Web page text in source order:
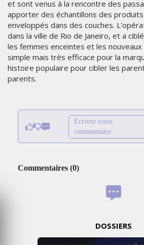
et sont venus à la rencontre des
apporter des échantillons des
enveloppés dans des couches.
dans la ville de Rio de Janeiro, et a
les femmes enceintes et les
simple mais très efficace pour la
histoire populaire pour cibler les
parents.
Écrivez votre
commentaire
Commentaires (0)
DOSSIERS